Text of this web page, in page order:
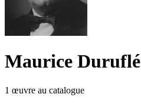
Maurice Duruflé
1 œuvre au catalogue